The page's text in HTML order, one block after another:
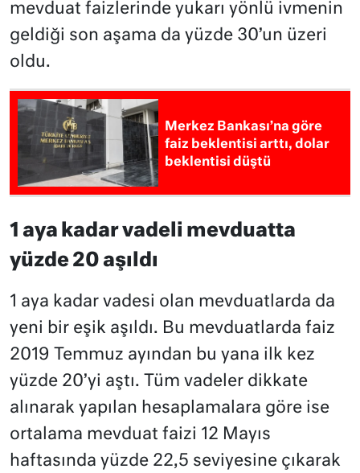
mevduat faizlerinde yukarı yönlü ivmenin
geldiği son aşama da yüzde 30’un üzeri
oldu.
Merkez Bankası’na göre
faiz beklentisi arttı, dolar
beklentisi düştü
1 aya kadar vadeli mevduatta
yüzde 20 aşıldı
1 aya kadar vadesi olan mevduatlarda da
yeni bir eşik aşıldı. Bu mevduatlarda faiz
2019 Temmuz ayından bu yana ilk kez
yüzde 20’yi aştı. Tüm vadeler dikkate
alınarak yapılan hesaplamalara göre ise
ortalama mevduat faizi 12 Mayıs
haftasında yüzde 22,5 seviyesine çıkarak